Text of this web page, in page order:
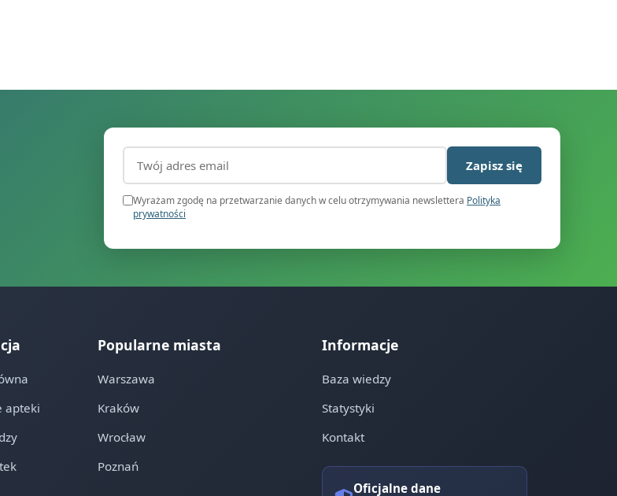
Adres email (wymagany)
Zapisz się
Wyrażam zgodę na przetwarzanie danych w celu otrzymywania newslettera Polityka
prywatności
apteki
Popularne miasta
Warszawa
Kraków
Wrocław
Poznań
Informacje
Baza wiedzy
Statystyki
Kontakt
Oficjalne dane